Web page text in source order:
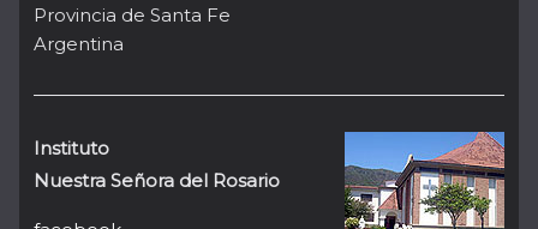
Provincia de Santa Fe
Argentina
Instituto
Nuestra Señora del Rosario